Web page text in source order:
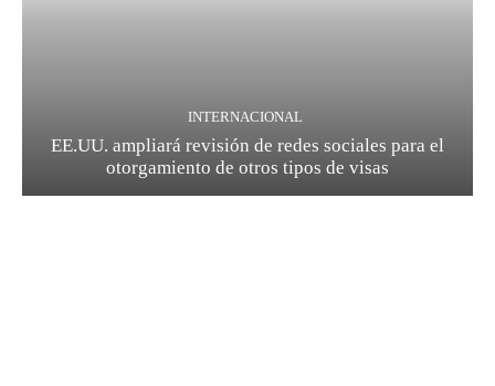
INTERNACIONAL
EE.UU. ampliará revisión de redes sociales para el
otorgamiento de otros tipos de visas